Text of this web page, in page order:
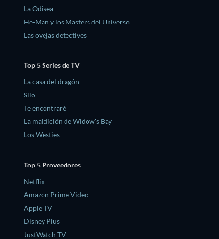
La Odisea
He-Man y los Masters del Universo
Las ovejas detectives
Top 5 Series de TV
La casa del dragón
Silo
Te encontraré
La maldición de Widow's Bay
Los Westies
Top 5 Proveedores
Netflix
Amazon Prime Video
Apple TV
Disney Plus
JustWatch TV